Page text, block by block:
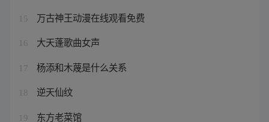
15 万古神王动漫在线观看免费
16 大天蓬歌曲女声
17 杨添和木蔑是什么关系
18 逆天仙纹
19 东方老菜馆